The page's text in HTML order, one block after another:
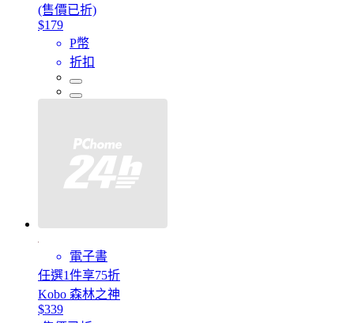
(售價已折)
$179
P幣
折扣
電子書
任選1件享75折
Kobo 森林之神
$339